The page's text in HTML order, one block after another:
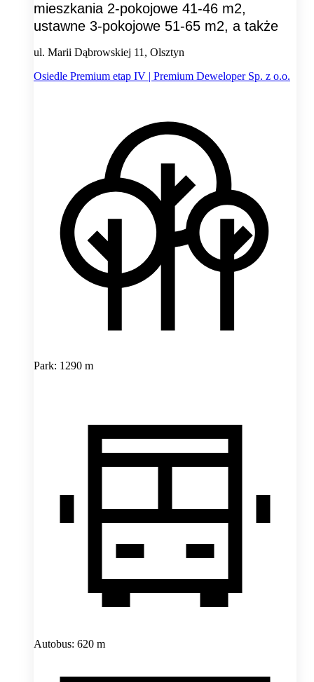
mieszkania 2-pokojowe 41-46 m2,
ustawne 3-pokojowe 51-65 m2, a także
ul. Marii Dąbrowskiej 11, Olsztyn
Osiedle Premium etap IV | Premium Deweloper Sp. z o.o.
Park: 1290 m
Autobus: 620 m